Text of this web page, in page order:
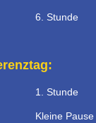
6. Stunde
1. Stunde
Kleine Pause